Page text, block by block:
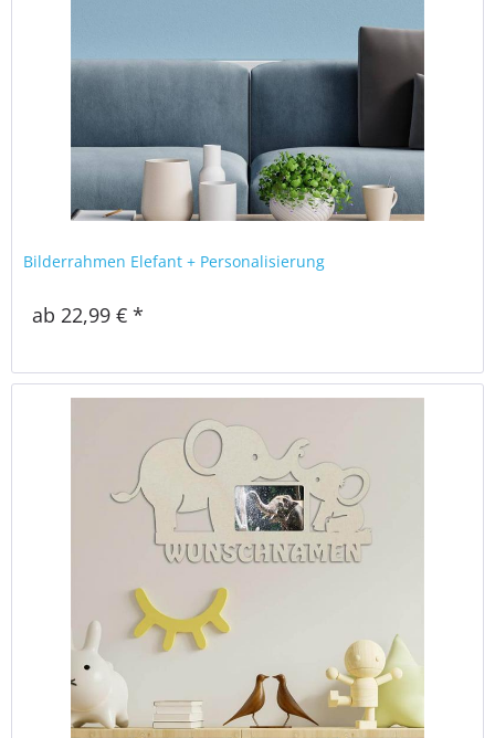
Bilderrahmen Elefant + Personalisierung
ab 22,99 € *